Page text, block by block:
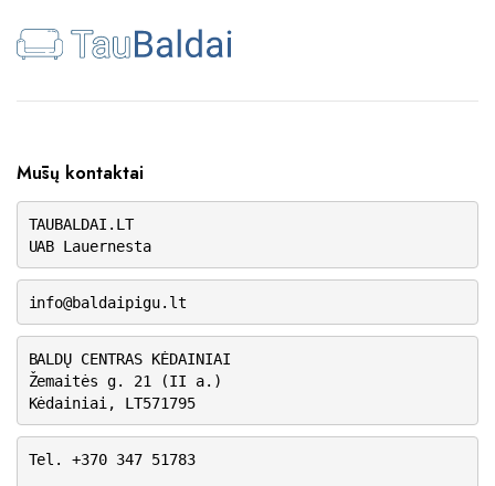
Mūsų kontaktai
TAUBALDAI.LT
UAB Lauernesta
info@baldaipigu.lt
BALDŲ CENTRAS KĖDAINIAI
Žemaitės g. 21 (II a.)
Kėdainiai, LT571795
Tel. +370 347 51783